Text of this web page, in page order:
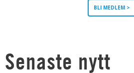
BLI MEDLEM >
Senaste nytt